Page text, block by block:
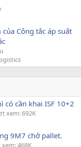
Công tắc áp suất
có cần khai ISF 10+2
xem: 692K
9M7 chở pallet.
468K